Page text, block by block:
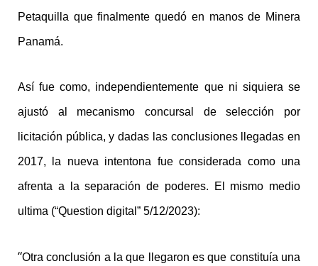
Petaquilla que finalmente quedó en manos de Minera
Panamá.
Así fue como, independientemente que ni siquiera se
ajustó al mecanismo concursal de selección por
licitación pública, y dadas las conclusiones llegadas en
2017, la nueva intentona fue considerada como una
afrenta a la separación de poderes. El mismo medio
ultima (“Question digital” 5/12/2023):
“Otra conclusión a la que llegaron es que constituía una